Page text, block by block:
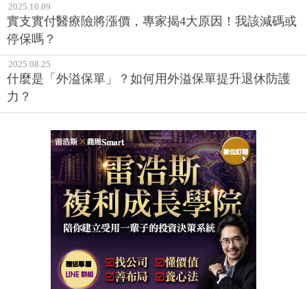
2025.10.09
實支實付醫療險將漲價，專家揭4大原因！我該減碼或
停保嗎？
2025.08.25
什麼是「外溢保單」？如何用外溢保單提升退休防護
力？